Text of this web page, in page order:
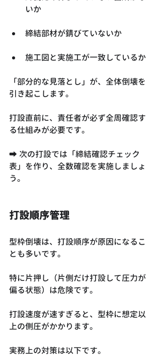
いか
締結部材が錆びていないか
施工図と実施工が一致しているか
「部分的な見落とし」が、全体倒壊を
引き起こします。
打設直前に、責任者が必ず全周確認す
る仕組みが必要です。
➡ 次の打設では「締結確認チェック
表」を作り、全数確認を実施しましょ
う。
打設順序管理
型枠倒壊は、打設順序が原因になるこ
とも多いです。
特に片押し（片側だけ打設して圧力が
偏る状態）は危険です。
打設速度が速すぎると、型枠に想定以
上の側圧がかかります。
実務上の対策は以下です。